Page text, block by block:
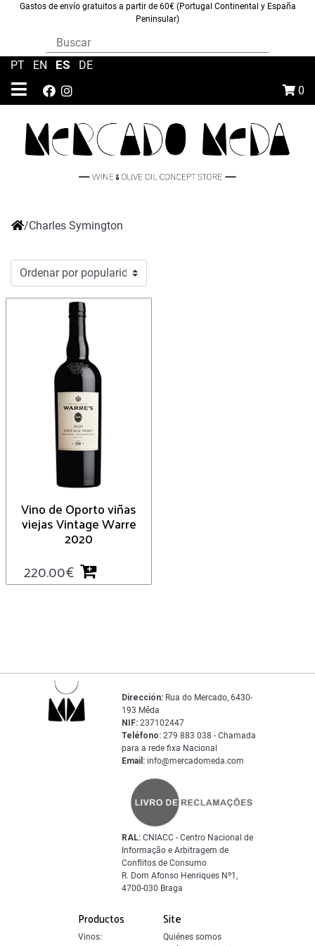
Gastos de envío gratuitos a partir de 60€ (Portugal Continental y España
Peninsular)
0
PT EN ES DE
/Charles Symington
Vino de Oporto viñas
viejas Vintage Warre
2020
220.00€
Productos
Vinos:
Site
Quiénes somos
Dirección: Rua do Mercado, 6430-
193 Mêda
NIF: 237102447
Teléfono: 279 883 038 - Chamada
para a rede fixa Nacional
Email: info@mercadomeda.com
RAL: CNIACC - Centro Nacional de
Informação e Arbitragem de
Conflitos de Consumo
R. Dom Afonso Henriques Nº1,
4700-030 Braga